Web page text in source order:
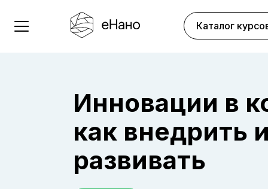
Каталог
Инновации в
как внедрить и
развивать
Данный